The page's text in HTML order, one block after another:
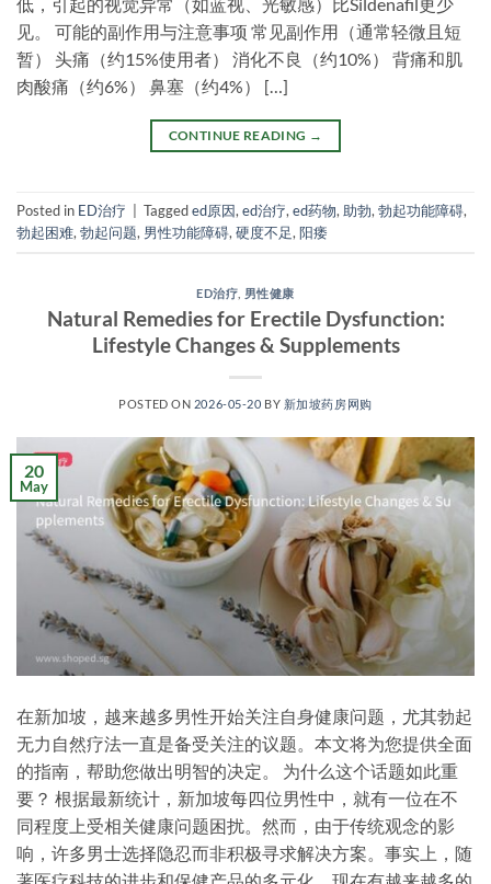
见。 可能的副作用与注意事项 常见副作用（通常轻微且短
暂） 头痛（约15%使用者） 消化不良（约10%） 背痛和肌
肉酸痛（约6%） 鼻塞（约4%） […]
CONTINUE READING →
Posted in ED治疗 Taggeded原因,ed治疗,ed药物,助勃,勃起功能障碍,
勃起困难,勃起问题, 男性功能障碍,硬度不足,阳痿
ED治疗 男性健康
Natural Remedies for Erectile Dysfunction:
Lifestyle Changes & Supplements
POSTED ON 2026-05-20 BY 新加坡药房网购
20
May
在新加坡，越来越多男性开始关注自身健康问题，尤其勃起
无力自然疗法一直是备受关注的议题。本文将为您提供全面
的指南，帮助您做出明智的决定。 为什么这个话题如此重
要？ 根据最新统计，新加坡每四位男性中，就有一位在不
同程度上受相关健康问题困扰。然而，由于传统观念的影
响，许多男士选择隐忍而非积极寻求解决方案。事实上，随